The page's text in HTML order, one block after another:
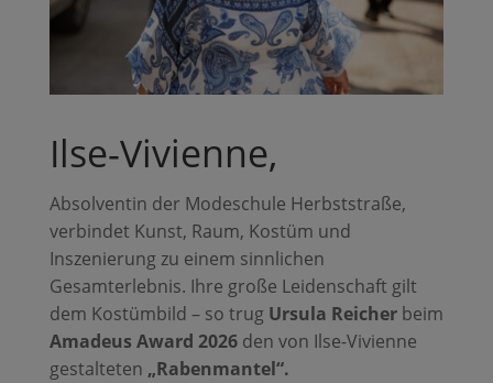
Ilse-Vivienne,
Absolventin der Modeschule Herbststraße,
verbindet Kunst, Raum, Kostüm und
Inszenierung zu einem sinnlichen
Gesamterlebnis. Ihre große Leidenschaft gilt
dem Kostümbild – so trug Ursula Reicherbeim
Amadeus Award 2026den von Ilse-Vivienne
gestalteten „Rabenmantel“.